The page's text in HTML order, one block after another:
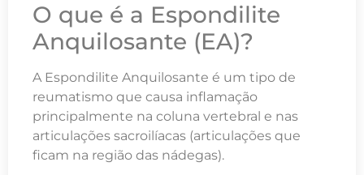
O que é a Espondilite
Anquilosante (EA)?
A Espondilite Anquilosante é um tipo de
reumatismo que causa inflamação
principalmente na coluna vertebral e nas
articulações sacroilíacas (articulações que
ficam na região das nádegas).